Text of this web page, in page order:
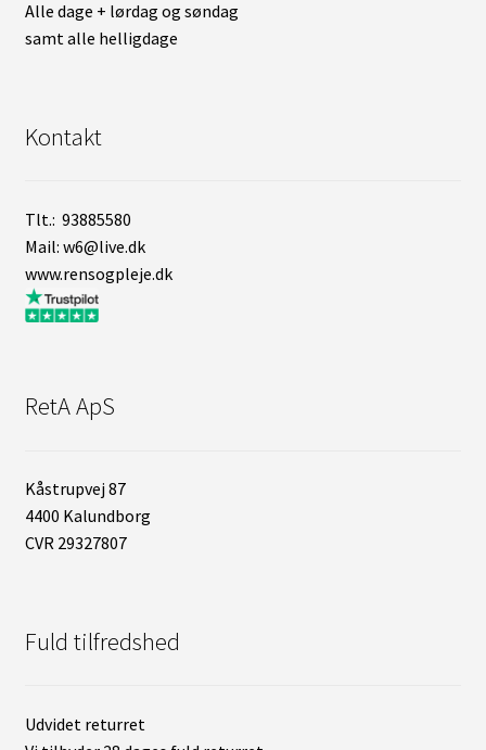
Alle dage + lørdag og søndag
samt alle helligdage
Kontakt
Tlt.: 93885580
Mail: w6@live.dk
www.rensogpleje.dk
RetA ApS
Kåstrupvej 87
4400 Kalundborg
CVR 29327807
Fuld tilfredshed
Udvidet returret